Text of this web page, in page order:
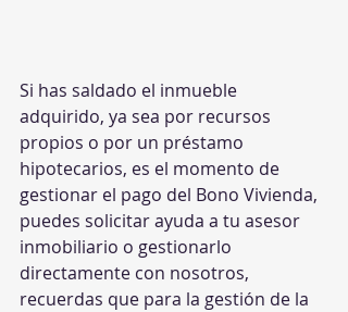
Si has saldado el inmueble
adquirido, ya sea por recursos
propios o por un préstamo
hipotecarios, es el momento de
gestionar el pago del Bono Vivienda,
puedes solicitar ayuda a tu asesor
inmobiliario o gestionarlo
directamente con nosotros,
recuerdas que para la gestión de la